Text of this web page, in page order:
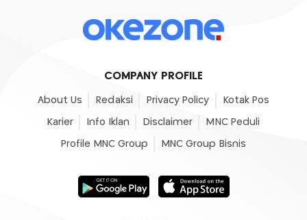
COMPANY PROFILE
About Us Redaksi Privacy Policy Kotak Pos
Karier Info Iklan Disclaimer MNC Peduli
Profile MNC Group MNC Group Bisnis